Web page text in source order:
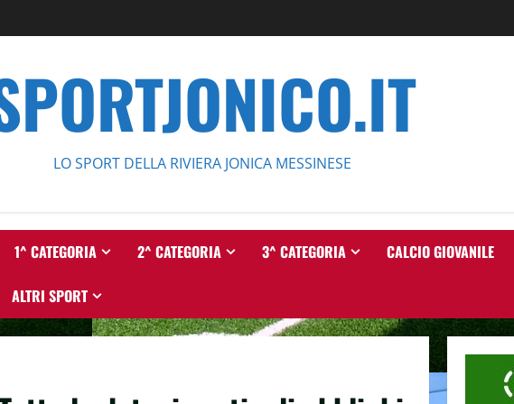
LO SPORT DELLA RIVIERA JONICA MESSINESE
1^ CATEGORIA 2^ CATEGORIA 3^ CATEGORIA CALCIO GIOVANILE
ALTRI SPORT